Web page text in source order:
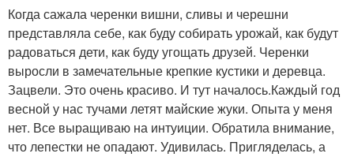
Когда сажала черенки вишни, сливы и черешни
представляла себе, как буду собирать урожай, как будут
радоваться дети, как буду угощать друзей. Черенки
выросли в замечательные крепкие кустики и деревца.
Зацвели. Это очень красиво. И тут началось.Каждый год
весной у нас тучами летят майские жуки. Опыта у меня
нет. Все выращиваю на интуиции. Обратила внимание,
что лепестки не опадают. Удивилась. Пригляделась, а